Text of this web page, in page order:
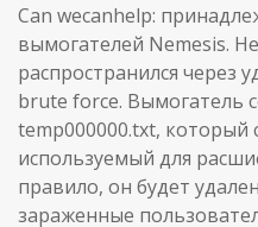
Can wecanhelp:
вымогателей Nemesis.
распространился через
brute force. Вымогатель
temp000000.txt, который
используемый для
правило, он будет
зараженные